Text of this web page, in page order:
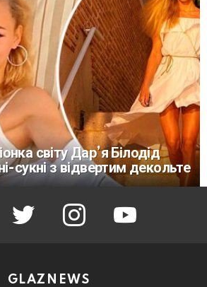
світу Дар’я Білодід
сукні з відвертим декольте
twitter instagram youtube
GLAZNEWS